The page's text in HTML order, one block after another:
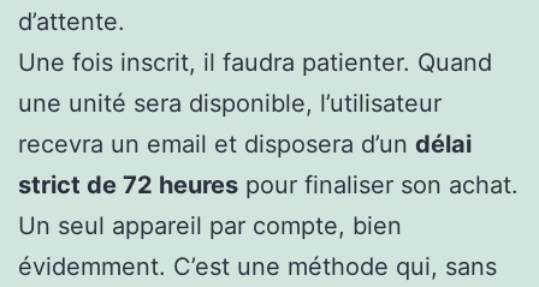
d’attente.
Une fois inscrit, il faudra patienter. Quand
une unité sera disponible, l’utilisateur
recevra un email et disposera d’un délai
strict de 72 heures pour finaliser son achat.
Un seul appareil par compte, bien
évidemment. C’est une méthode qui, sans